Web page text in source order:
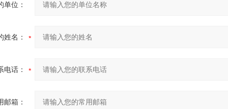
单位：
姓名：
电话：
邮箱：